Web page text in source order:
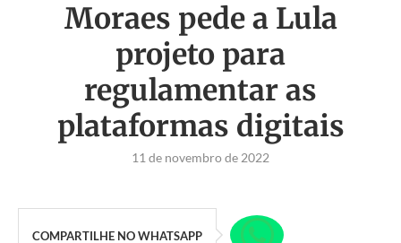
Moraes pede a Lula
projeto para
regulamentar as
plataformas digitais
11 de novembro de 2022
COMPARTILHE NO WHATSAPP